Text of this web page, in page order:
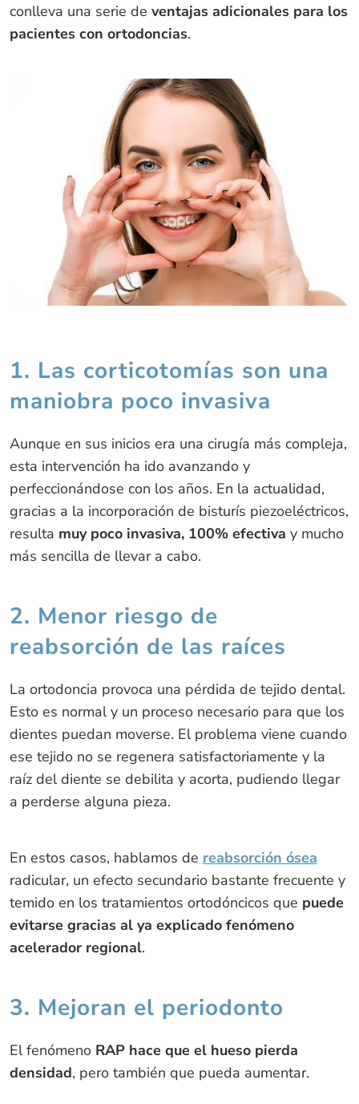
conlleva una serie de ventajas adicionales para los
pacientes con ortodoncias.
1. Las corticotomías son una
maniobra poco invasiva
Aunque en sus inicios era una cirugía más compleja,
esta intervención ha ido avanzando y
perfeccionándose con los años. En la actualidad,
gracias a la incorporación de bisturís piezoeléctricos,
resulta muy poco invasiva, 100% efectiva y mucho
más sencilla de llevar a cabo.
2. Menor riesgo de
reabsorción de las raíces
La ortodoncia provoca una pérdida de tejido dental.
Esto es normal y un proceso necesario para que los
dientes puedan moverse. El problema viene cuando
ese tejido no se regenera satisfactoriamente y la
raíz del diente se debilita y acorta, pudiendo llegar
a perderse alguna pieza.
En estos casos, hablamos de reabsorción ósea
radicular, un efecto secundario bastante frecuente y
temido en los tratamientos ortodóncicos que puede
evitarse gracias al ya explicado fenómeno
acelerador regional.
3. Mejoran el periodonto
El fenómeno RAP hace que el hueso pierda
densidad, pero también que pueda aumentar.